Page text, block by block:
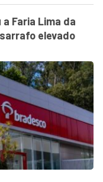
Faria Lima da
elevado